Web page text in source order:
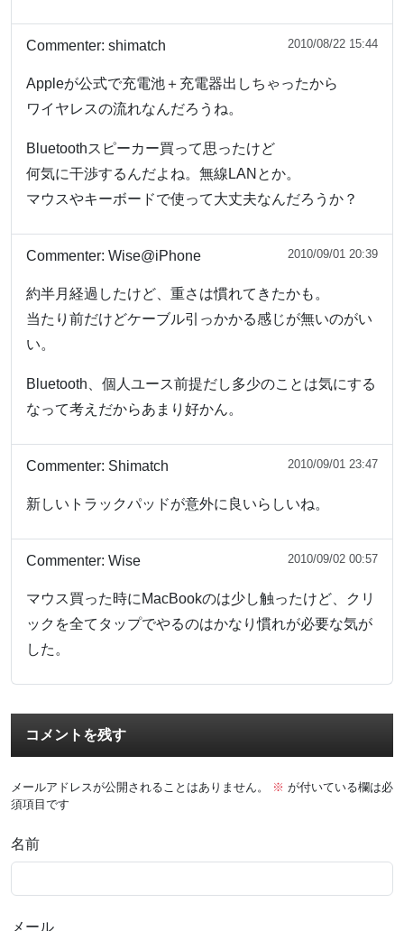
Commenter: shimatch 2010/08/22 15:44
Appleが公式で充電池＋充電器出しちゃったから
ワイヤレスの流れなんだろうね。
Bluetoothスピーカー買って思ったけど
何気に干渉するんだよね。無線LANとか。
マウスやキーボードで使って大丈夫なんだろうか？
Commenter: Wise@iPhone 2010/09/01 20:39
約半月経過したけど、重さは慣れてきたかも。
当たり前だけどケーブル引っかかる感じが無いのがい
い。
Bluetooth、個人ユース前提だし多少のことは気にする
なって考えだからあまり好かん。
Commenter: Shimatch 2010/09/01 23:47
新しいトラックパッドが意外に良いらしいね。
Commenter: Wise 2010/09/02 00:57
マウス買った時にMacBookのは少し触ったけど、クリ
ックを全てタップでやるのはかなり慣れが必要な気が
した。
コメントを残す
メールアドレスが公開されることはありません。 ※ が付いている欄は必
須項目です
名前
メール